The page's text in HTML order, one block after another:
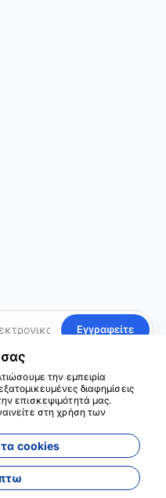
Εγγραφείτε
την εμπειρία
διαφημίσεις
επισκεψιμότητά μας.
στη χρήση των
cookies